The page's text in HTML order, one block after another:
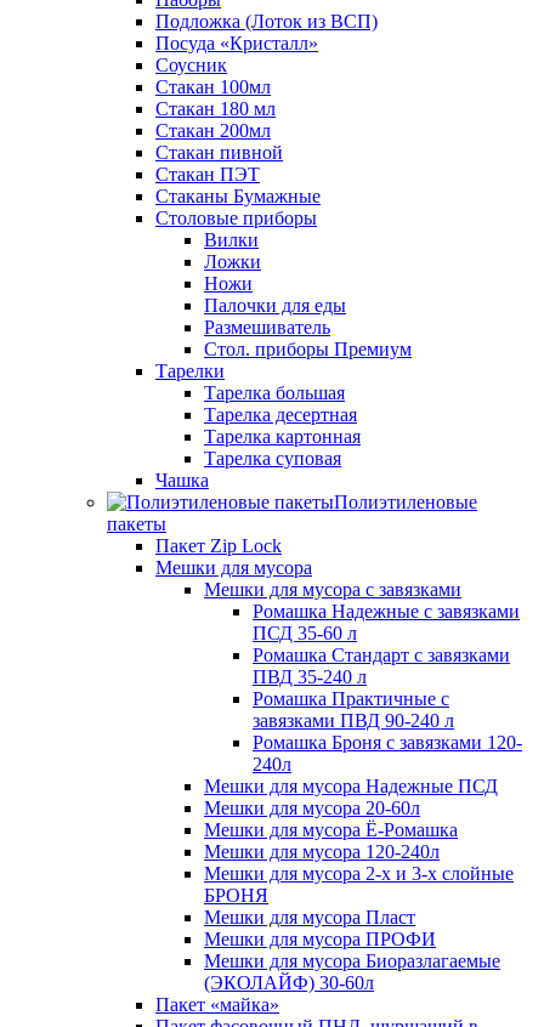
Подложка (Лоток из ВСП)
Посуда «Кристалл»
Соусник
Стакан 100мл
Стакан 180 мл
Стакан 200мл
Стакан пивной
Стакан ПЭТ
Стаканы Бумажные
Столовые приборы
Вилки
Ложки
Ножи
Палочки для еды
Размешиватель
Стол. приборы Премиум
Тарелки
Тарелка большая
Тарелка десертная
Тарелка картонная
Тарелка суповая
Чашка
Полиэтиленовые
пакеты
Пакет Zip Lock
Мешки для мусора
Мешки для мусора с завязками
Ромашка Надежные с завязками
ПСД 35-60 л
Ромашка Стандарт с завязками
ПВД 35-240 л
Ромашка Практичные с
завязками ПВД 90-240 л
Ромашка Броня с завязками 120-
240л
Мешки для мусора Надежные ПСД
Мешки для мусора 20-60л
Мешки для мусора Ё-Ромашка
Мешки для мусора 120-240л
Мешки для мусора 2-х и 3-х слойные
БРОНЯ
Мешки для мусора Пласт
Мешки для мусора ПРОФИ
Мешки для мусора Биоразлагаемые
(ЭКОЛАЙФ) 30-60л
Пакет «майка»